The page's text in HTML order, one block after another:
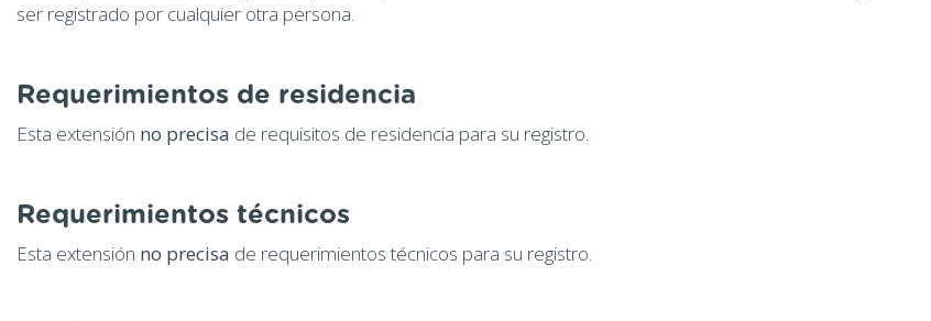
ser registrado por cualquier otra persona.
Requerimientos de residencia
Esta extensión no precisa de requisitos de residencia para su registro.
Requerimientos técnicos
Esta extensión no precisa de requerimientos técnicos para su registro.